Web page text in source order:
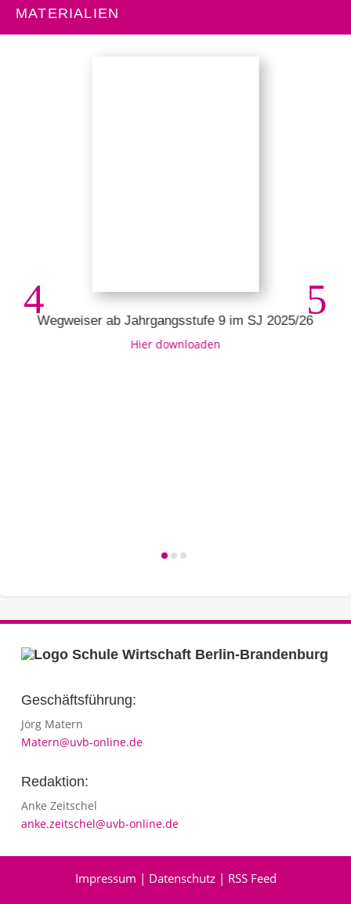
MATERIALIEN
Wegweiser ab Jahrgangsstufe 9 im SJ 2025/26
Hier downloaden
Geschäftsführung:
Jörg Matern
Matern@uvb-online.de
Redaktion:
Anke Zeitschel
anke.zeitschel@uvb-online.de
Impressum | Datenschutz| RSS Feed